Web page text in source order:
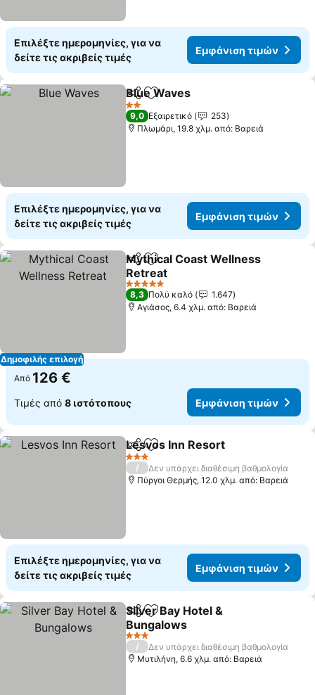
Επιλέξτε ημερομηνίες, για να
δείτε τις ακριβείς τιμές
Εμφάνιση τιμών
Κοινοποίηση
Προσθήκη στα αγαπημένα
Blue Waves
2 Αστέρια
9,0 Εξαιρετικό
253
Πλωμάρι, 19.8 χλμ. από: Βαρειά
Επιλέξτε ημερομηνίες, για να
δείτε τις ακριβείς τιμές
Εμφάνιση τιμών
Δημοφιλής επιλογή
Κοινοποίηση
Προσθήκη στα αγαπημένα
Mythical Coast Wellness
Retreat
Εμφάνιση τιμών
5 Αστέρια
8,3 Πολύ καλό
1.647
Αγιάσος, 6.4 χλμ. από: Βαρειά
Από 126 €
Τιμές από 8 ιστότοπους Εμφάνιση τιμών
Κοινοποίηση
Προσθήκη στα αγαπημένα
Lesvos Inn Resort
3 Αστέρια
/
Δεν υπάρχει διαθέσιμη βαθμολογία
Πύργοι Θερμής, 12.0 χλμ. από: Βαρειά
Επιλέξτε ημερομηνίες, για να
δείτε τις ακριβείς τιμές
Εμφάνιση τιμών
Κοινοποίηση
Προσθήκη στα αγαπημένα
Silver Bay Hotel &
Bungalows
Εμφάνιση τιμών
3 Αστέρια
/
Δεν υπάρχει διαθέσιμη βαθμολογία
Μυτιλήνη, 6.6 χλμ. από: Βαρειά